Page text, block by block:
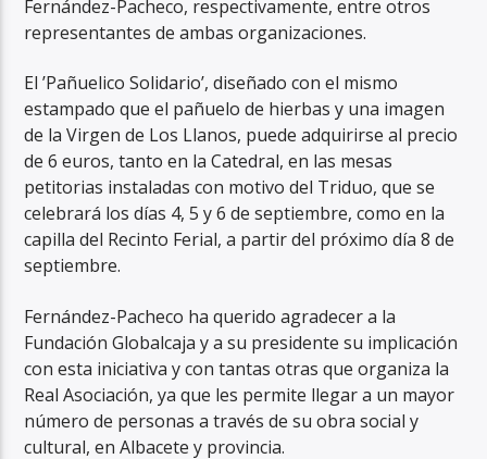
Fernández-Pacheco, respectivamente, entre otros
representantes de ambas organizaciones.
El ’Pañuelico Solidario’, diseñado con el mismo
estampado que el pañuelo de hierbas y una imagen
de la Virgen de Los Llanos, puede adquirirse al precio
de 6 euros, tanto en la Catedral, en las mesas
petitorias instaladas con motivo del Triduo, que se
celebrará los días 4, 5 y 6 de septiembre, como en la
capilla del Recinto Ferial, a partir del próximo día 8 de
septiembre.
Fernández-Pacheco ha querido agradecer a la
Fundación Globalcaja y a su presidente su implicación
con esta iniciativa y con tantas otras que organiza la
Real Asociación, ya que les permite llegar a un mayor
número de personas a través de su obra social y
cultural, en Albacete y provincia.